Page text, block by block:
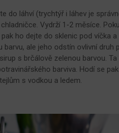
do láhví (trychtýř i láhev je
Vydrží 1-2 měsíce.
ho dejte do sklenic pod víčka
barvu, ale jeho odstín ovlivní druh
s brčálově zelenou barvou.
barviva. Hodí se
s vodkou a ledem.